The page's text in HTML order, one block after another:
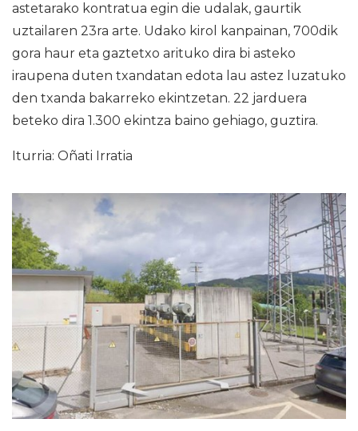
astetarako kontratua egin die udalak, gaurtik
uztailaren 23ra arte. Udako kirol kanpainan, 700dik
gora haur eta gaztetxo arituko dira bi asteko
iraupena duten txandatan edota lau astez luzatuko
den txanda bakarreko ekintzetan. 22 jarduera
beteko dira 1.300 ekintza baino gehiago, guztira.
Iturria: Oñati Irratia